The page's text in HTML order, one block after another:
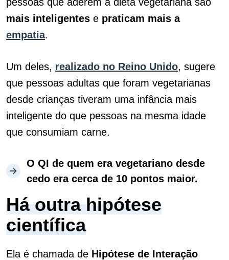
mais inteligentes e praticam mais a
empatia.
Um deles, realizado no Reino Unido, sugere
que pessoas adultas que foram vegetarianas
desde crianças tiveram uma infância mais
inteligente do que pessoas na mesma idade
que consumiam carne.
O QI de quem era vegetariano desde
cedo era cerca de 10 pontos maior.
Há outra hipótese
científica
Ela é chamada de Hipótese de Interação